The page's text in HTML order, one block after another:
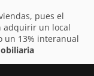
pues el
adquirir un local
un 13% interanual